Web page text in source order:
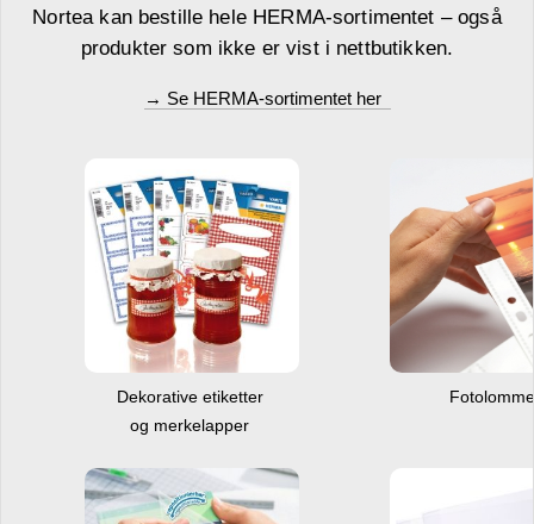
Nortea kan bestille hele HERMA-sortimentet – også
produkter som ikke er vist i nettbutikken.
→ Se HERMA-sortimentet her
Dekorative etiketter
og merkelapper